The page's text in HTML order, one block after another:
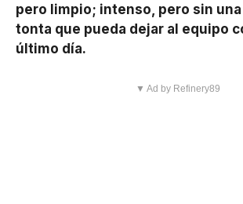
pero limpio; intenso, pero sin
tonta que pueda dejar al equipo
último día.
▼ Ad by Refinery89